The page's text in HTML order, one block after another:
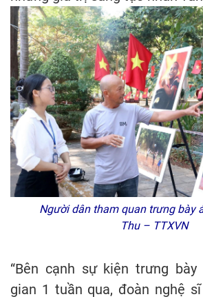
Người dân tham quan trưng bày
Thu – TTXVN
“Bên cạnh sự kiện trưng
gian 1 tuần qua, đoàn nghệ